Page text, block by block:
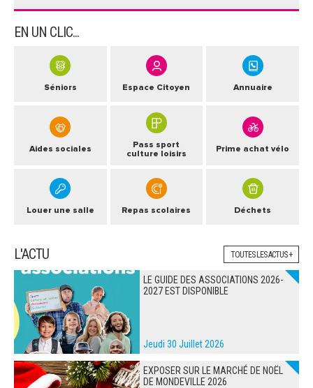
EN UN CLIC...
Séniors Espace Citoyen Annuaire
Aides sociales
Pass sport
culture loisirs
Prime achat vélo
Louer une salle Repas scolaires Déchets
L'ACTU TOUTES LES ACTUS +
LE GUIDE DES ASSOCIATIONS 2026-
2027 EST DISPONIBLE
Jeudi 30 Juillet 2026
EXPOSER SUR LE MARCHÉ DE NOËL
DE MONDEVILLE 2026